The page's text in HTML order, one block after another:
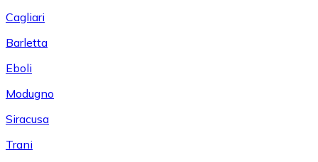
Cagliari
Barletta
Eboli
Modugno
Siracusa
Trani